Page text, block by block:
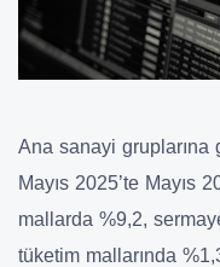
Ana sanayi gruplarına
Mayıs 2025’te Mayıs
mallarda %9,2,
tüketim mallarında